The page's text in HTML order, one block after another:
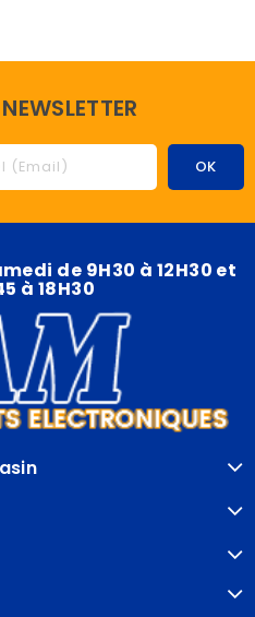
de 9H30 à 12H30 et
à 18H30